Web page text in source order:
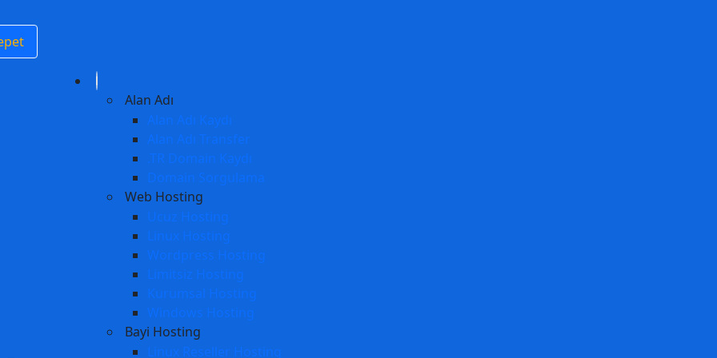
Alan Adı
Alan Adı Kaydı
Alan Adı Transfer
.TR Domain Kaydı
Domain Sorgulama
Web Hosting
Ucuz Hosting
Linux Hosting
Wordpress Hosting
Limitsiz Hosting
Kurumsal Hosting
Windows Hosting
Bayi Hosting
Linux Reseller Hosting